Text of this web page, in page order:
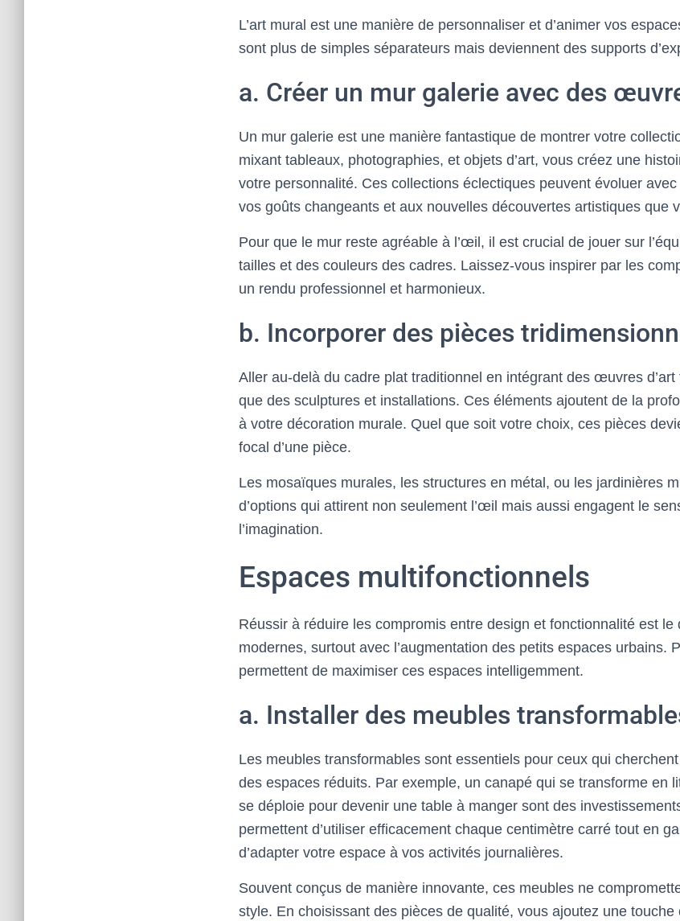
L’art mural est une manière de personnaliser et d’animer vos
sont plus de simples séparateurs mais deviennent des supports
a. Créer un mur galerie avec des
Un mur galerie est une manière fantastique de montrer votre
mixant tableaux, photographies, et objets d’art, vous créez une
votre personnalité. Ces collections éclectiques peuvent évoluer avec
vos goûts changeants et aux nouvelles découvertes artistiques que
Pour que le mur reste agréable à l’œil, il est crucial de jouer sur
tailles et des couleurs des cadres. Laissez-vous inspirer par les
un rendu professionnel et harmonieux.
b. Incorporer des pièces
Aller au-delà du cadre plat traditionnel en intégrant des œuvres
que des sculptures et installations. Ces éléments ajoutent de la
à votre décoration murale. Quel que soit votre choix, ces pièces
focal d’une pièce.
Les mosaïques murales, les structures en métal, ou les jardinières
d’options qui attirent non seulement l’œil mais aussi engagent le
l’imagination.
Espaces multifonctionnels
Réussir à réduire les compromis entre design et fonctionnalité est le
modernes, surtout avec l’augmentation des petits espaces urbains.
permettent de maximiser ces espaces intelligemment.
a. Installer des meubles
Les meubles transformables sont essentiels pour ceux qui
des espaces réduits. Par exemple, un canapé qui se transforme en
se déploie pour devenir une table à manger sont des
permettent d’utiliser efficacement chaque centimètre carré tout en
d’adapter votre espace à vos activités journalières.
Souvent conçus de manière innovante, ces meubles ne
style. En choisissant des pièces de qualité, vous ajoutez une touche